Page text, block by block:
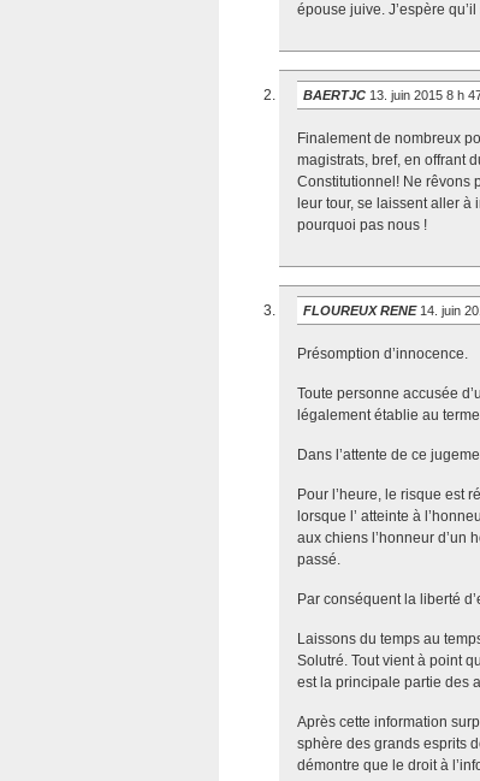
épouse juive. J’espère qu’il
BAERTJC 13. juin 2015 8 h
Finalement de nombreux
magistrats, bref, en offrant
Constitutionnel! Ne rêvons
leur tour, se laissent aller
pourquoi pas nous !
FLOUREUX RENE 14. juin
Présomption d’innocence.
Toute personne accusée
légalement établie au
Dans l’attente de ce
Pour l’heure, le risque est
lorsque l’ atteinte à
aux chiens l’honneur d’un
passé.
Par conséquent la liberté
Laissons du temps au
Solutré. Tout vient à point
est la principale partie des
Après cette information
sphère des grands esprits
démontre que le droit à